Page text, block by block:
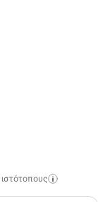
ιστότοπους